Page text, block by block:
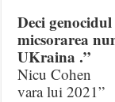
Deci
micsorarea
UKraina .”
Nicu Cohen
vara lui 2021”